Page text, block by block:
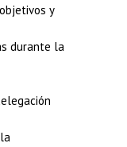
y
durante la